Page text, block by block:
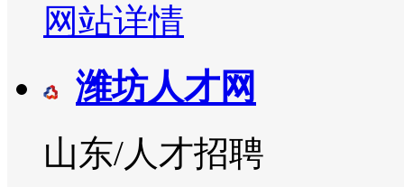
网站详情
潍坊人才网
山东/人才招聘